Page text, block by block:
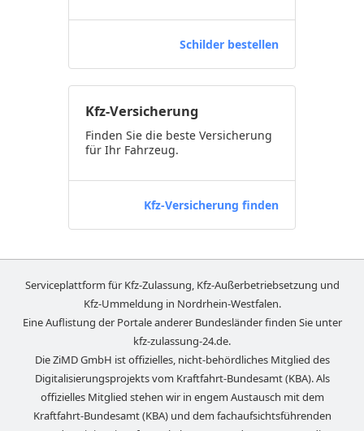
Schilder bestellen
Kfz-Versicherung
Finden Sie die beste Versicherung
für Ihr Fahrzeug.
Kfz-Versicherung finden
Serviceplattform für Kfz-Zulassung, Kfz-Außerbetriebsetzung und
Kfz-Ummeldung in Nordrhein-Westfalen.
Eine Auflistung der Portale anderer Bundesländer finden Sie unter
kfz-zulassung-24.de.
Die ZiMD GmbH ist offizielles, nicht-behördliches Mitglied des
Digitalisierungsprojekts vom Kraftfahrt-Bundesamt (KBA). Als
offizielles Mitglied stehen wir in engem Austausch mit dem
Kraftfahrt-Bundesamt (KBA) und dem fachaufsichtsführenden